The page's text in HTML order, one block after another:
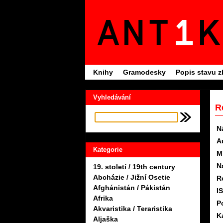
Knihy Gramodesky Popis stavu
Vyhledávání
Kategorie
19. století / 19th century
Abcházie / Jižní Osetie
Afghánistán / Pákistán
Afrika
Akvaristika / Teraristika
Aljaška